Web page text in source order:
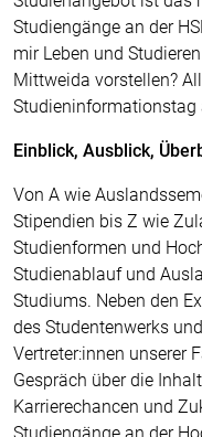
Studiengänge an der
mir Leben und
Mittweida vorstellen?
Einblick, Ausblick,
Von A wie
Stipendien bis Z wie
Studienformen und
Studienablauf und
Studiums. Neben den
des Studentenwerks
Vertreter:innen unserer
Gespräch über die
Karrierechancen und